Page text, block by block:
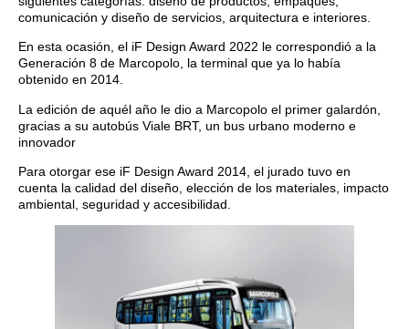
comunicación y diseño de servicios, arquitectura e interiores.
En esta ocasión, el iF Design Award 2022 le correspondió a la
Generación 8 de Marcopolo, la terminal que ya lo había
obtenido en 2014.
La edición de aquél año le dio a Marcopolo el primer galardón,
gracias a su autobús Viale BRT, un bus urbano moderno e
innovador
Para otorgar ese iF Design Award 2014, el jurado tuvo en
cuenta la calidad del diseño, elección de los materiales, impacto
ambiental, seguridad y accesibilidad.